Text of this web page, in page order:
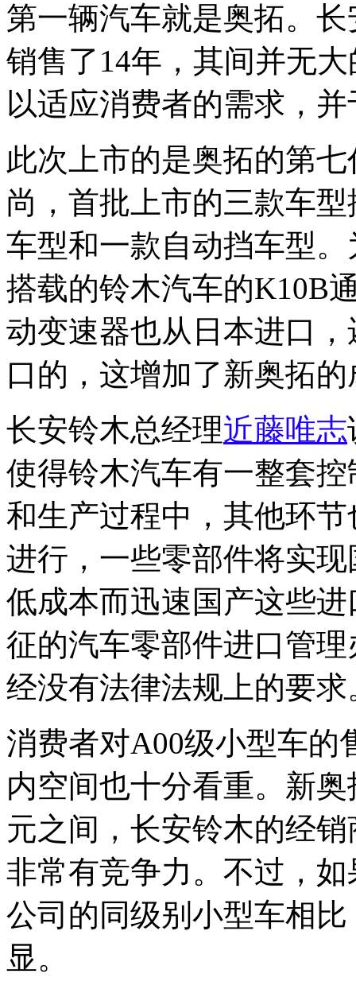
第一辆汽车就是奥拓。
销售了14年，其间并无
以适应消费者的需求，
此次上市的是奥拓的第
尚，首批上市的三款车
车型和一款自动挡车型
搭载的铃木汽车的K10B
动变速器也从日本进口
口的，这增加了新奥拓
长安铃木总经理近藤唯志
使得铃木汽车有一整套
和生产过程中，其他环
进行，一些零部件将实
低成本而迅速国产这些
征的汽车零部件进口管
经没有法律法规上的要求
消费者对A00级小型车的
内空间也十分看重。新
元之间，长安铃木的经
非常有竞争力。不过，如
公司的同级别小型车相
显。